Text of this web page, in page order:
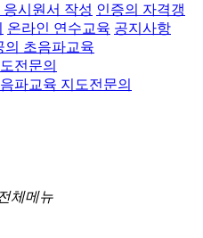
응시원서 작성 인증의 자격갱
온라인 연수교육 공지사항
의 초음파교육
전문의
파교육 지도전문의
체메뉴